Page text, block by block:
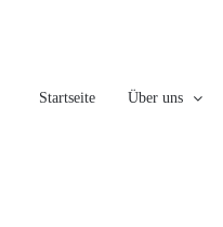
Startseite
Über uns